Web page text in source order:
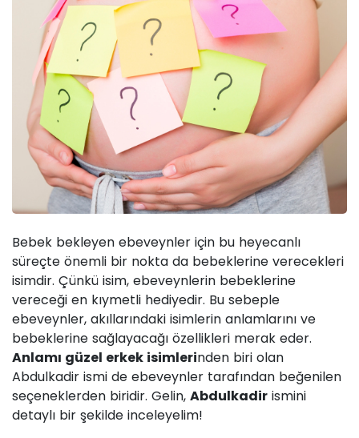
Bebek bekleyen ebeveynler için bu heyecanlı
süreçte önemli bir nokta da bebeklerine verecekleri
isimdir. Çünkü isim, ebeveynlerin bebeklerine
vereceği en kıymetli hediyedir. Bu sebeple
ebeveynler, akıllarındaki isimlerin anlamlarını ve
bebeklerine sağlayacağı özellikleri merak eder.
Anlamı güzel erkek isimlerinden biri olan
Abdulkadir ismi de ebeveynler tarafından beğenilen
seçeneklerden biridir. Gelin, Abdulkadir ismini
detaylı bir şekilde inceleyelim!